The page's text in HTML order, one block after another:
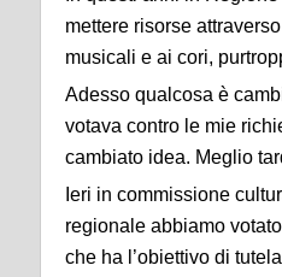
mettere risorse
musicali e ai cori,
Adesso qualcosa è
votava contro le mie
cambiato idea. Meglio
Ieri in commissione
regionale abbiamo
che ha l’obiettivo di